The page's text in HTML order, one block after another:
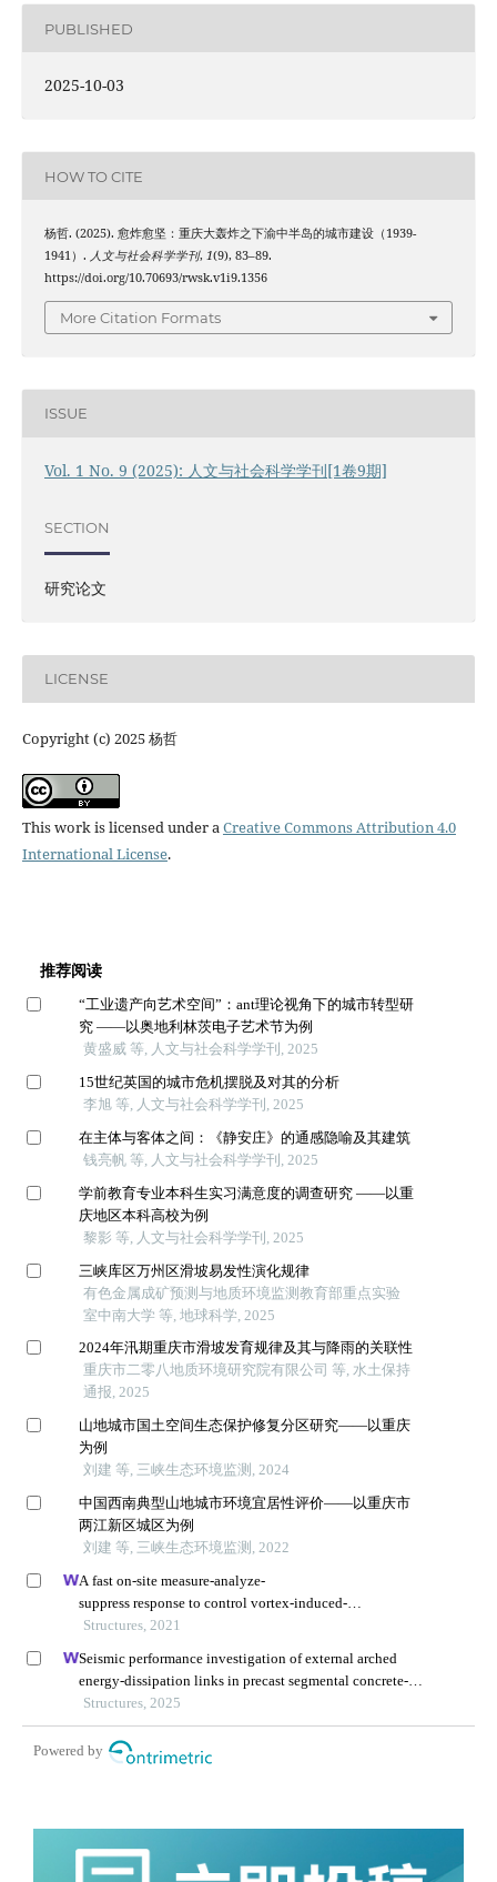
PUBLISHED
2025-10-03
HOW TO CITE
杨哲. (2025). 愈炸愈坚：重庆大轰炸之下渝中半岛的城市建设（1939-
1941）. 人文与社会科学学刊, 1(9), 83–89.
https://doi.org/10.70693/rwsk.v1i9.1356
More Citation Formats
ISSUE
Vol. 1 No. 9 (2025): 人文与社会科学学刊[1卷9期]
SECTION
研究论文
LICENSE
Copyright (c) 2025 杨哲
This work is licensed under aCreative Commons Attribution 4.0
International License.
推荐阅读
“工业遗产向艺术空间”：ant理论视角下的城市转型研
究 ——以奥地利林茨电子艺术节为例
黄盛威 等, 人文与社会科学学刊, 2025
15世纪英国的城市危机摆脱及对其的分析
李旭 等, 人文与社会科学学刊, 2025
在主体与客体之间：《静安庄》的通感隐喻及其建筑
钱亮帆 等, 人文与社会科学学刊, 2025
学前教育专业本科生实习满意度的调查研究 ——以重
庆地区本科高校为例
黎影 等, 人文与社会科学学刊, 2025
三峡库区万州区滑坡易发性演化规律
有色金属成矿预测与地质环境监测教育部重点实验
室中南大学 等, 地球科学, 2025
2024年汛期重庆市滑坡发育规律及其与降雨的关联性
重庆市二零八地质环境研究院有限公司 等, 水土保持
通报, 2025
山地城市国土空间生态保护修复分区研究——以重庆
为例
刘建 等, 三峡生态环境监测, 2024
中国西南典型山地城市环境宜居性评价——以重庆市
两江新区城区为例
刘建 等, 三峡生态环境监测, 2022
A fast on-site measure-analyze-
suppress response to control vortex-induced-
vibration of a long-span bridge
Structures, 2021
Seismic performance investigation of external arched
energy-dissipation links in precast segmental concrete-
filled steel-tube bridge piers
Structures, 2025
Powered by